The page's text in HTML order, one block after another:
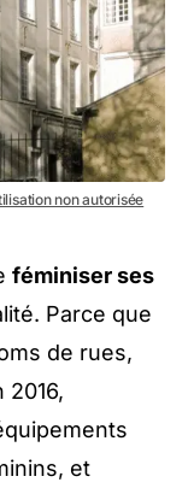
non autorisée
féminiser ses
Parce que
de rues,
2016,
et